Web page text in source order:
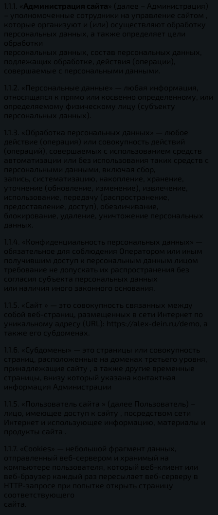
1.1.1. « Администрация сайта» (далее – Администрация)
– уполномоченные сотрудники на управление сайтом ,
которые организуют и (или) осуществляют обработку
персональных данных, а также определяет цели
обработки
персональных данных, состав персональных данных,
подлежащих обработке, действия (операции),
совершаемые с персональными данными.
1.1.2. «Персональные данные» — любая информация,
относящаяся к прямо или косвенно определенному, или
определяемому физическому лицу (субъекту
персональных данных).
1.1.3. «Обработка персональных данных» — любое
действие (операция) или совокупность действий
(операций), совершаемых с использованием средств
автоматизации или без использования таких средств с
персональными данными, включая сбор,
запись, систематизацию, накопление, хранение,
уточнение (обновление, изменение), извлечение,
использование, передачу (распространение,
предоставление, доступ), обезличивание,
блокирование, удаление, уничтожение персональных
данных.
1.1.4. «Конфиденциальность персональных данных» —
обязательное для соблюдения Оператором или иным
получившим доступ к персональным данным лицом
требование не допускать их распространения без
согласия субъекта персональных данных
или наличия иного законного основания.
1.1.5. «Сайт » — это совокупность связанных между
собой веб-страниц, размещенных в сети Интернет по
уникальному адресу (URL): https://alex-dein.ru/demo, а
также его субдоменах.
1.1.6. «Субдомены» — это страницы или совокупность
страниц, расположенные на доменах третьего уровня,
принадлежащие сайту , а также другие временные
страницы, внизу который указана контактная
информация Администрации
1.1.5. «Пользователь сайта » (далее Пользователь) –
лицо, имеющее доступ к сайту , посредством сети
Интернет и использующее информацию, материалы и
продукты сайта .
1.1.7. «Cookies» — небольшой фрагмент данных,
отправленный веб-сервером и хранимый на
компьютере пользователя, который веб-клиент или
веб-браузер каждый раз пересылает веб-серверу в
HTTP-запросе при попытке открыть страницу
соответствующего
сайта.